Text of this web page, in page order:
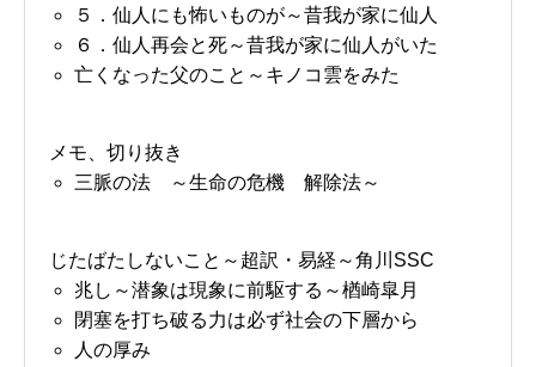
５．仙人にも怖いものが～昔我が家に仙人
６．仙人再会と死～昔我が家に仙人がいた
亡くなった父のこと～キノコ雲をみた
メモ、切り抜き
三脈の法 ～生命の危機 解除法～
じたばたしないこと～超訳・易経～角川SSC
兆し～潜象は現象に前駆する～楢崎皐月
閉塞を打ち破る力は必ず社会の下層から
人の厚み